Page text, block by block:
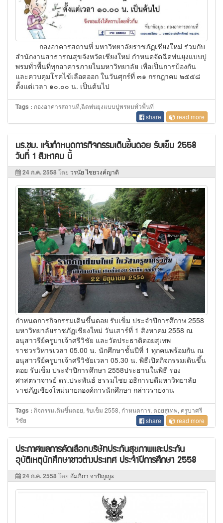
กองอาคารสถานที่ มหาวิทยาลัยราชภัฏเชียงใหม่ ร่วมกับ
สำนักงานสาธารณสุขจังหวัดเชียงใหม่ กำหนดจัดฉีดพ่นยุงแบบปู
พรมทั่วพื้นที่ทุกอาคารภายในมหาวิทยาลัย เพื่อเป็นการป้องกัน
และควบคุมโรคไข้เลือดออก ในวันศุกร์ที่ ๓๑ กรกฎาคม ๒๕๕๘
ตั้งแต่เวลา ๑๐.๐๐ น. เป็นต้นไป
Tags : กองอาคารสถานที่,ฉีดพ่นยุงแบบปูพรหมทั่วพื้นที่
share
read more
มร.ชม. แจ้งกำหนดการกิจกรรมเดินขึ้นดอย รับเข็ม 2558
วันที่ 1 สิงหาคม นี้
24 ก.ค. 2558โดย วรนัย ไชยวงค์ญาติ
กำหนดการกิจกรรมเดินขึ้นดอย รับเข็ม ประจำปีการศึกาษ 2558
มหาวิทยาลัยราชภัฏเชียงใหม่ วันเสาร์ที่ 1 สิงหาคม 2558 ณ
อนุสาวรีย์ครูบาเจ้าศรีวิชัย และวัดประธาติดอยสุเทพ
ราชวรวิหารเวลา 05.00 น. นักศึกษาชั้นปีที่ 1 ทุกคนพร้อมกัน ณ
อนุสาวรีย์ครูบาเจ้าศรีวิชัยเวลา 05.30 น. พิธีเปิดกิจกรรมเดินขึ้น
ดอย รับเข็ม ประจำปีการศึกษา 2558ประธานในพิธี รอง
ศาสตราจารย์ ดร.ประพันธ์ ธรรมไชย อธิการบดีมหาวิทยาลัย
ราชภัฏเชียงใหม่นายกองค์การนักศึกษา กล่าวรายงาน
Tags : กิจกรรมเดินขึ้นดอย, รับเข็ม 2558, กำหนดการ, ดอยสุเทพ, ครูบาศรี
วิชัย
share read more
ประกาศผลการคัดเลือกบริษัทประกันสุขภาพและประกัน
อุบัติเหตุนักศึกษาชาวต่างประเทศ ประจำปีการศึกษา 2558
24 ก.ค. 2558โดย อัมภิกา จาปัญญะ